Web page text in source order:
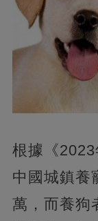
根據《2023
中國城鎮養
萬，而養狗